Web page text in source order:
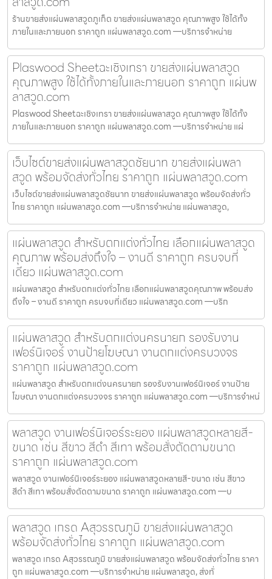
ร้านขายส่งแผ่นพลาสวูดภูเก็ต ขายส่งแผ่นพลาสวูด คุณภาพสูง ใช้ได้ทั้ง
ภายในและภายนอก ราคาถูก แผ่นพลาสวูด.com —บริการจำหน่าย
Plaswood Sheetฉะเชิงเทรา ขายส่งแผ่นพลาสวูด
คุณภาพสูง ใช้ได้ทั้งภายในและภายนอก ราคาถูก แผ่นพ
ลาสวูด.com
Plaswood Sheetฉะเชิงเทรา ขายส่งแผ่นพลาสวูด คุณภาพสูง ใช้ได้ทั้ง
ภายในและภายนอก ราคาถูก แผ่นพลาสวูด.com —บริการจำหน่าย แผ่
เว็บไซต์ขายส่งแผ่นพลาสวูดชัยนาท ขายส่งแผ่นพลา
สวูด พร้อมจัดส่งทั่วไทย ราคาถูก แผ่นพลาสวูด.com
เว็บไซต์ขายส่งแผ่นพลาสวูดชัยนาท ขายส่งแผ่นพลาสวูด พร้อมจัดส่งทั่ว
ไทย ราคาถูก แผ่นพลาสวูด.com —บริการจำหน่าย แผ่นพลาสวูด,
แผ่นพลาสวูด สำหรับตกแต่งทั่วไทย เลือกแผ่นพลาสวูด
คุณภาพ พร้อมส่งถึงใจ – งานดี ราคาถูก ครบจบที่
เดียว แผ่นพลาสวูด.com
แผ่นพลาสวูด สำหรับตกแต่งทั่วไทย เลือกแผ่นพลาสวูดคุณภาพ พร้อมส่ง
ถึงใจ – งานดี ราคาถูก ครบจบที่เดียว แผ่นพลาสวูด.com —บริก
แผ่นพลาสวูด สำหรับตกแต่งนครนายก รองรับงาน
เฟอร์นิเจอร์ งานป้ายโฆษณา งานตกแต่งครบวงจร
ราคาถูก แผ่นพลาสวูด.com
แผ่นพลาสวูด สำหรับตกแต่งนครนายก รองรับงานเฟอร์นิเจอร์ งานป้าย
โฆษณา งานตกแต่งครบวงจร ราคาถูก แผ่นพลาสวูด.com —บริการจำหน่
พลาสวูด งานเฟอร์นิเจอร์ระยอง แผ่นพลาสวูดหลายสี-
ขนาด เช่น สีขาว สีดำ สีเทา พร้อมสั่งตัดตามขนาด
ราคาถูก แผ่นพลาสวูด.com
พลาสวูด งานเฟอร์นิเจอร์ระยอง แผ่นพลาสวูดหลายสี-ขนาด เช่น สีขาว
สีดำ สีเทา พร้อมสั่งตัดตามขนาด ราคาถูก แผ่นพลาสวูด.com —บ
พลาสวูด เกรด Aสุวรรณภูมิ ขายส่งแผ่นพลาสวูด
พร้อมจัดส่งทั่วไทย ราคาถูก แผ่นพลาสวูด.com
พลาสวูด เกรด Aสุวรรณภูมิ ขายส่งแผ่นพลาสวูด พร้อมจัดส่งทั่วไทย ราคา
ถูก แผ่นพลาสวูด.com —บริการจำหน่าย แผ่นพลาสวูด, ส่งทั่